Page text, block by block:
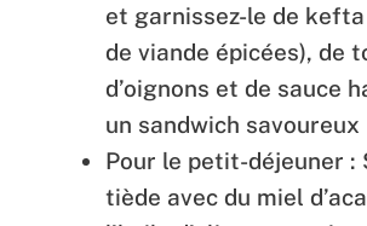
et garnissez-le de
de viande épicées), de
d’oignons et de sauce
un sandwich savoureux
Pour le petit-déjeuner :
tiède avec du miel